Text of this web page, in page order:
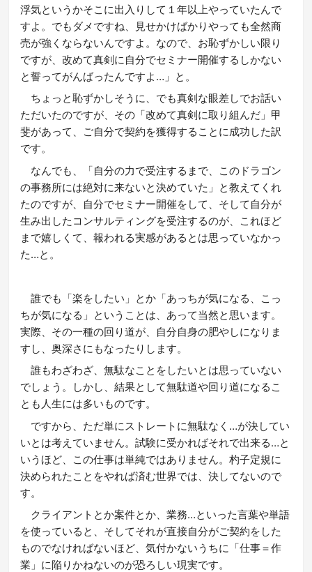
浮気というかそこに出入りして１年以上やっていたんで
すよ。でもダメですね、見せかけばかりやっても全然商
売が強くならないんですよ。なので、お恥ずかしい限り
ですが、改めて真剣に自分でセミナー開催するしかない
と誓ってがんばったんですよ…」と。
ちょっと恥ずかしそうに、でも真剣な眼差しでお話い
ただいたのですが、その「改めて真剣に取り組んだ」甲
斐があって、ご自分で契約を獲得することに成功した訳
です。
なんでも、「自分の力で受注するまで、このドラゴン
の事務所には絶対に来ないと決めていた」と教えてくれ
たのですが、自分でセミナー開催をして、そして自分が
生み出したコンサルティングを受注するのが、これほど
まで嬉しくて、報われる実感があるとは思っていなかっ
た…と。
誰でも「楽をしたい」とか「あっちが気になる、こっ
ちが気になる」ということは、あって当然と思います。
実際、その一種の回り道が、自分自身の肥やしになりま
すし、奥深さにもなったりします。
誰もわざわざ、無駄なことをしたいとは思っていない
でしょう。しかし、結果として無駄道や回り道になるこ
とも人生には多いものです。
ですから、ただ単にストレートに無駄なく…が決してい
いとは考えていません。試験に受かればそれで出来る…と
いうほど、この仕事は単純ではありません。杓子定規に
決められたことをやれば済む世界では、決してないので
す。
クライアントとか案件とか、業務…といった言葉や単語
を使っていると、そしてそれが直接自分がご契約をした
ものでなければないほど、気付かないうちに「仕事＝作
業」に陥りかねないのが恐ろしい現実です。